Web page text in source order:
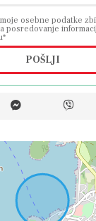
osebne podatke
posredovanje
POŠLJI